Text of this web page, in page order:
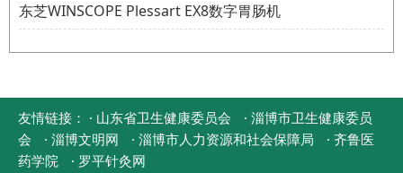
东芝WINSCOPE Plessart EX8数字胃肠机
友情链接： · 山东省卫生健康委员会
· 淄博市卫生健康委员
会
· 淄博文明网 · 淄博市人力资源和社会保障局
· 齐鲁医
药学院
· 罗平针灸网